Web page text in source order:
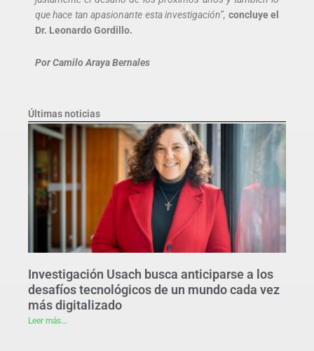
que hace tan apasionante esta investigación”, concluye el
Dr. Leonardo Gordillo.
Por Camilo Araya Bernales
Últimas noticias
Investigación Usach busca anticiparse a los
desafíos tecnológicos de un mundo cada vez
más digitalizado
Leer más...